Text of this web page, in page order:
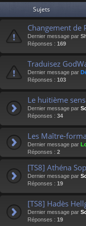
Sujets
Changement de
Dernier message par
Réponses : 169
Traduisez
Dernier message par
Réponses : 103
Le huitième sens
Dernier message par
Réponses : 34
Les Maître-
Dernier message par
Réponses : 2
[TS8] Athéna
Dernier message par
Réponses : 19
[TS8] Hadès
Dernier message par
Réponses : 19